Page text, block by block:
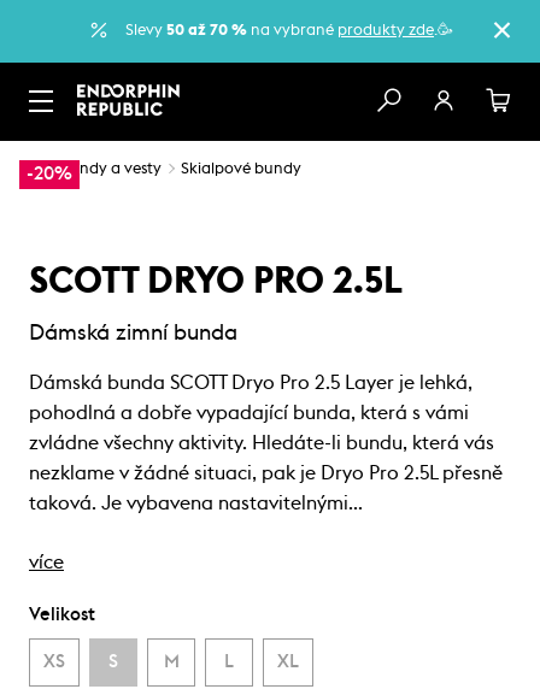
Slevy 50 až 70 % na vybrané produkty zde.🥳
-20%
… Bundy a vesty Skialpové bundy
SCOTT DRYO PRO 2.5L
Dámská zimní bunda
Dámská bunda SCOTT Dryo Pro 2.5 Layer je lehká,
pohodlná a dobře vypadající bunda, která s vámi
zvládne všechny aktivity. Hledáte-li bundu, která vás
nezklame v žádné situaci, pak je Dryo Pro 2.5L přesně
taková. Je vybavena nastavitelnými…
více
Velikost
XS S M L XL